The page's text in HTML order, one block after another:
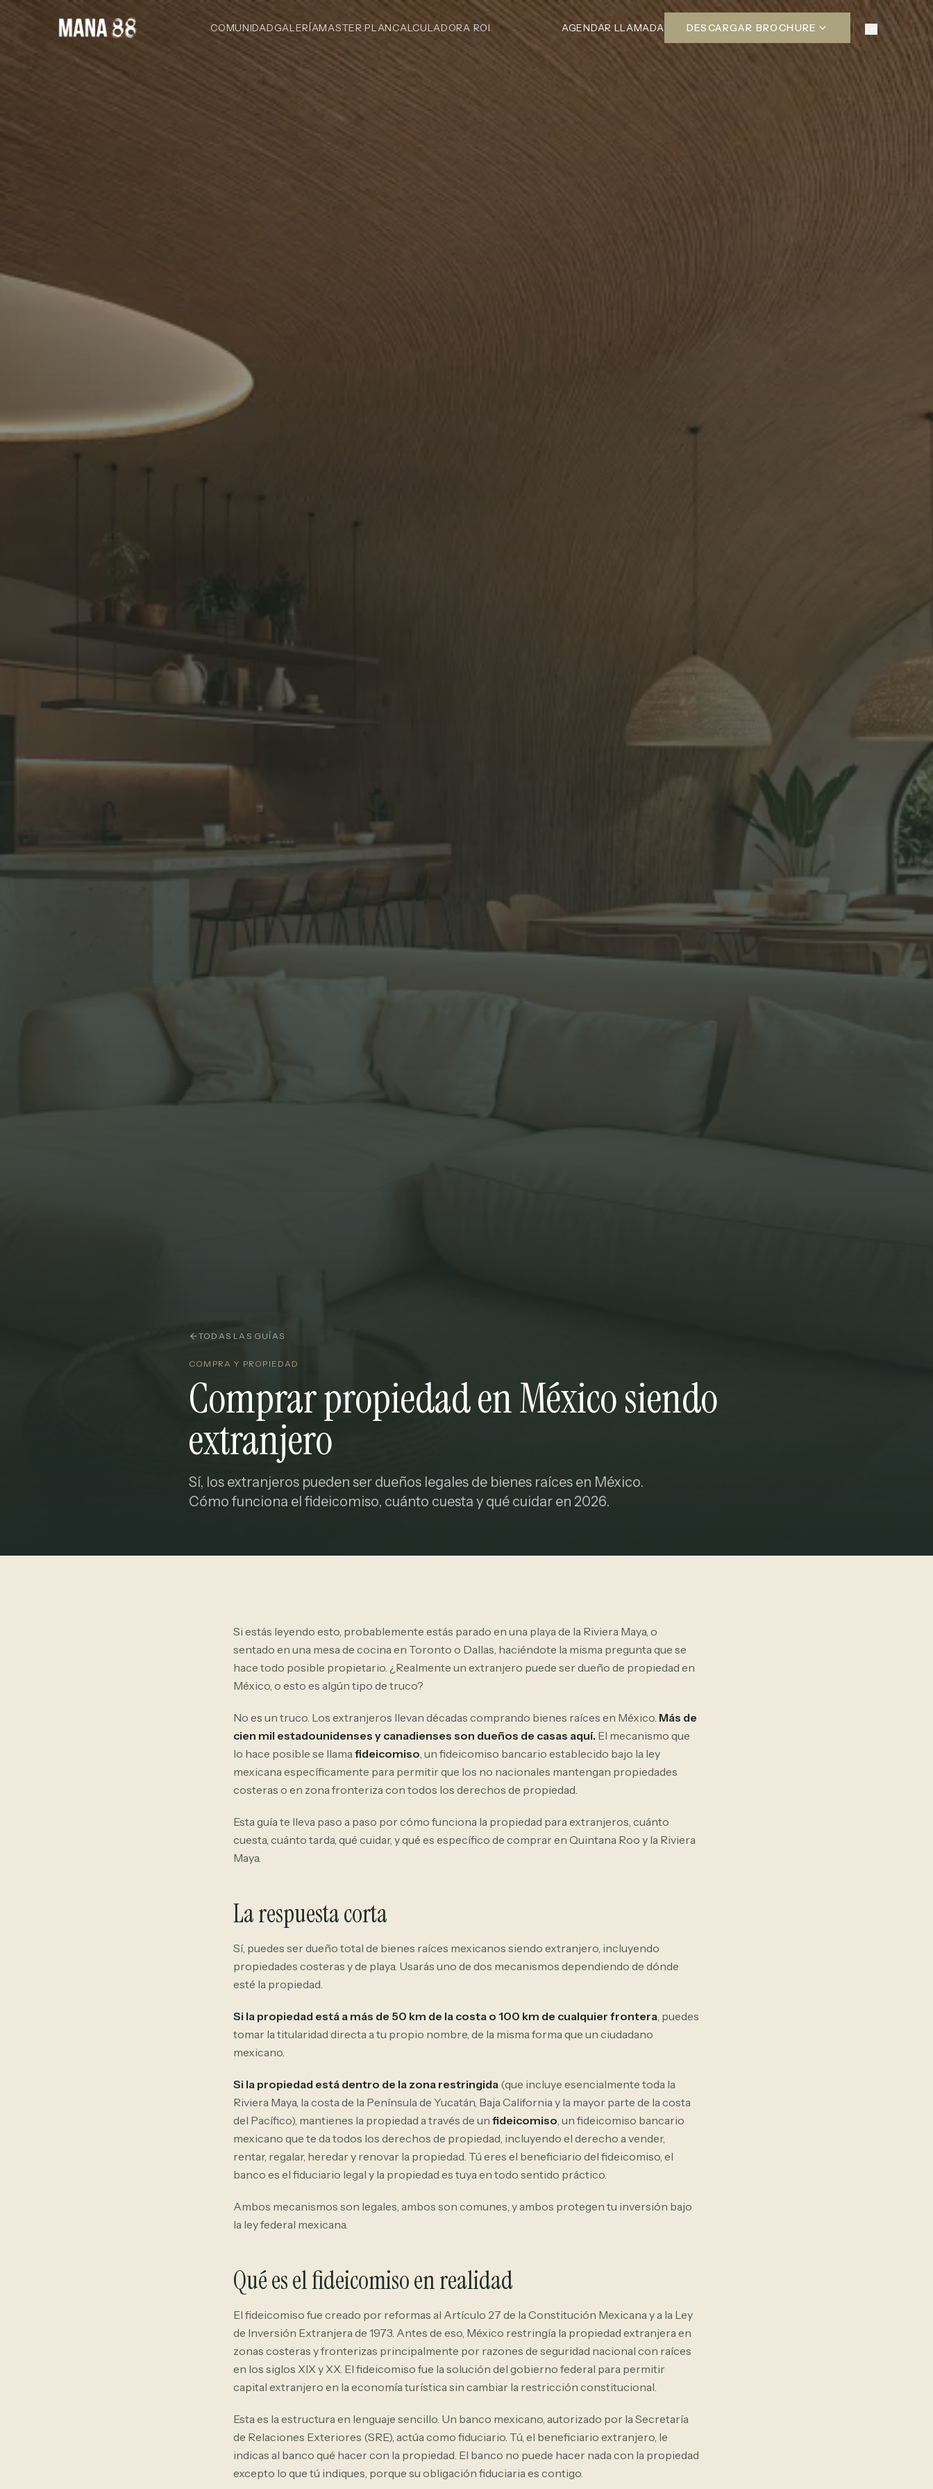
COMUNIDADGALERÍAMASTER PLANCALCULADORA ROI AGENDAR LLAMADA DESCARGAR BROCHURE
TODAS LAS GUÍAS
COMPRA Y PROPIEDAD
Comprar propiedad en México siendo
extranjero
Sí, los extranjeros pueden ser dueños legales de bienes raíces en México.
Cómo funciona el fideicomiso, cuánto cuesta y qué cuidar en 2026.
Si estás leyendo esto, probablemente estás parado en una playa de la Riviera Maya, o
sentado en una mesa de cocina en Toronto o Dallas, haciéndote la misma pregunta que se
hace todo posible propietario. ¿Realmente un extranjero puede ser dueño de propiedad en
México, o esto es algún tipo de truco?
No es un truco. Los extranjeros llevan décadas comprando bienes raíces en México. Más de
cien mil estadounidenses y canadienses son dueños de casas aquí. El mecanismo que
lo hace posible se llamafideicomiso, un fideicomiso bancario establecido bajo la ley
mexicana específicamente para permitir que los no nacionales mantengan propiedades
costeras o en zona fronteriza con todos los derechos de propiedad.
Esta guía te lleva paso a paso por cómo funciona la propiedad para extranjeros, cuánto
cuesta, cuánto tarda, qué cuidar, y qué es específico de comprar en Quintana Roo y la Riviera
Maya.
La respuesta corta
Sí, puedes ser dueño total de bienes raíces mexicanos siendo extranjero, incluyendo
propiedades costeras y de playa. Usarás uno de dos mecanismos dependiendo de dónde
esté la propiedad.
Si la propiedad está a más de 50 km de la costa o 100 km de cualquier frontera, puedes
tomar la titularidad directa a tu propio nombre, de la misma forma que un ciudadano
mexicano.
Si la propiedad está dentro de la zona restringida (que incluye esencialmente toda la
Riviera Maya, la costa de la Península de Yucatán, Baja California y la mayor parte de la costa
del Pacífico), mantienes la propiedad a través de un fideicomiso, un fideicomiso bancario
mexicano que te da todos los derechos de propiedad, incluyendo el derecho a vender,
rentar, regalar, heredar y renovar la propiedad. Tú eres el beneficiario del fideicomiso, el
banco es el fiduciario legal y la propiedad es tuya en todo sentido práctico.
Ambos mecanismos son legales, ambos son comunes, y ambos protegen tu inversión bajo
la ley federal mexicana.
Qué es el fideicomiso en realidad
El fideicomiso fue creado por reformas al Artículo 27 de la Constitución Mexicana y a la Ley
de Inversión Extranjera de 1973. Antes de eso, México restringía la propiedad extranjera en
zonas costeras y fronterizas principalmente por razones de seguridad nacional con raíces
en los siglos XIX y XX. El fideicomiso fue la solución del gobierno federal para permitir
capital extranjero en la economía turística sin cambiar la restricción constitucional.
Esta es la estructura en lenguaje sencillo. Un banco mexicano, autorizado por la Secretaría
de Relaciones Exteriores (SRE), actúa como fiduciario. Tú, el beneficiario extranjero, le
indicas al banco qué hacer con la propiedad. El banco no puede hacer nada con la propiedad
excepto lo que tú indiques, porque su obligación fiduciaria es contigo.